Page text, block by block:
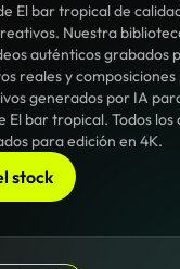
El bar tropical de
Nuestra
auténticos grabados
reales y
generados por IA
El bar tropical. Todos
para edición en 4K.
stock